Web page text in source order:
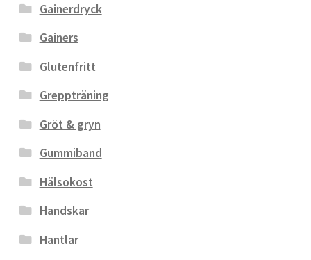
Gainerdryck
Gainers
Glutenfritt
Greppträning
Gröt & gryn
Gummiband
Hälsokost
Handskar
Hantlar